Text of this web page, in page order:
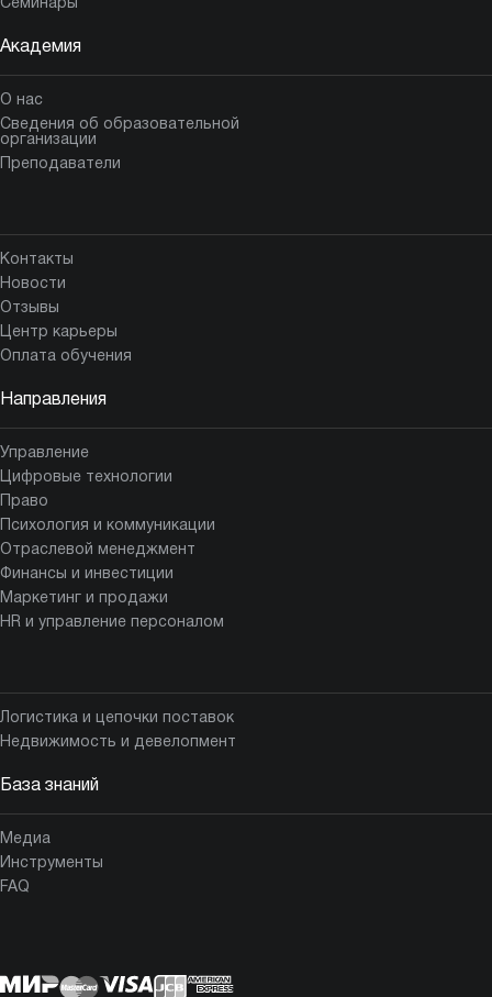
Семинары
Академия
О нас
Сведения об образовательной
организации
Преподаватели
Контакты
Новости
Отзывы
Центр карьеры
Оплата обучения
Направления
Управление
Цифровые технологии
Право
Психология и коммуникации
Отраслевой менеджмент
Финансы и инвестиции
Маркетинг и продажи
HR и управление персоналом
Логистика и цепочки поставок
Недвижимость и девелопмент
База знаний
Медиа
Инструменты
FAQ